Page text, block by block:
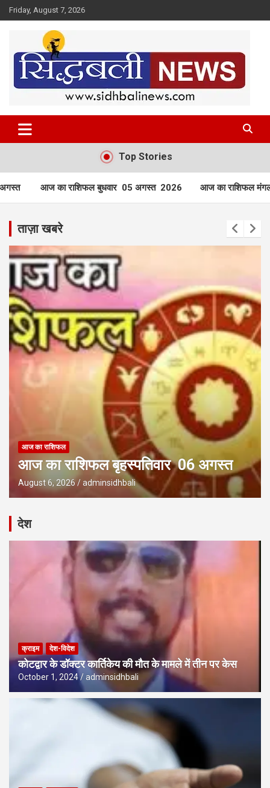
Skip
to
Friday, August 7, 2026
Sidhbali News
Top Stories
05 अगस्त 2026 आज का राशिफल मंगलवार 04 अगस्त 2026 आज
ताज़ा खबरे
आज का राशिफल
आज का राशिफल बृहस्पतिवार 06 अगस्त
August 6, 2026 adminsidhbali
देश
क्राइम देश-विदेश
कोटद्वार के डॉक्टर कार्तिकेय की मौत के मामले में तीन पर केस
October 1, 2024 adminsidhbali